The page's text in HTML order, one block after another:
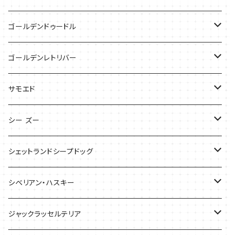
Tシャツ
Tシャツ
タオル
サンダル
バッグ
ケース
バッグ
ケース
Tシャツ
ゴールデンドゥードル
Tシャツ
ゴールデンレトリバー
Tシャツ
バッグ
ケース
サモエド
Tシャツ
バッグ
シー ズー
Tシャツ
バッグ
ケース
シェットランドシープドッグ
バッグ
ケース
シベリアン・ハスキー
Tシャツ
ジャックラッセルテリア